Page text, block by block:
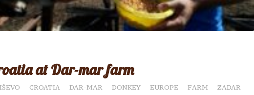
at Dar-mar farm
CROATIA DAR-MAR DONKEY EUROPE FARM ZADAR